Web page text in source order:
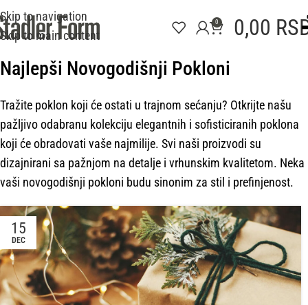
Skip to navigation
Skip to main content
0 0,00
Najlepši Novogodišnji Pokloni
Tražite poklon koji će ostati u trajnom sećanju? Otkrijte našu
pažljivo odabranu kolekciju elegantnih i sofisticiranih poklona
koji će obradovati vaše najmilije. Svi naši proizvodi su
dizajnirani sa pažnjom na detalje i vrhunskim kvalitetom. Neka
vaši novogodišnji pokloni budu sinonim za stil i prefinjenost.
15
DEC